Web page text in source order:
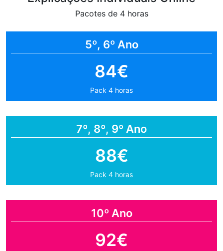
Pacotes de 4 horas
5º, 6º Ano
84€
Pack 4 horas
7º, 8º, 9º Ano
88€
Pack 4 horas
10º Ano
92€